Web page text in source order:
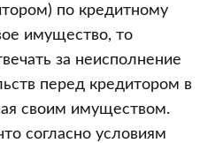
по кредитному
имущество, то
за неисполнение
перед кредитором в
своим имуществом.
согласно условиям